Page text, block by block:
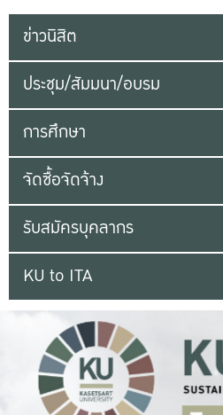
ข่าวนิสิต
ประชุม/สัมมนา/อบรม
การศึกษา
จัดซื้อจัดจ้าง
รับสมัครบุคลากร
KU to ITA